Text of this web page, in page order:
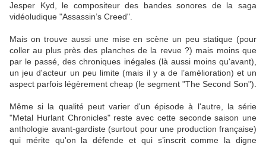
Jesper Kyd, le compositeur des bandes sonores de la saga
vidéoludique "Assassin’s Creed".
Mais on trouve aussi une mise en scène un peu statique (pour
coller au plus près des planches de la revue ?) mais moins que
par le passé, des chroniques inégales (là aussi moins qu'avant),
un jeu d'acteur un peu limite (mais il y a de l’amélioration) et un
aspect parfois légèrement cheap (le segment "The Second Son").
Même si la qualité peut varier d'un épisode à l'autre, la série
"Metal Hurlant Chronicles" reste avec cette seconde saison une
anthologie avant-gardiste (surtout pour une production française)
qui mérite qu'on la défende et qui s’inscrit comme la digne